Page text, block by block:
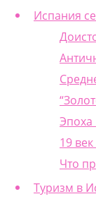
Испания
Эпоха
19
Что
Туризм в